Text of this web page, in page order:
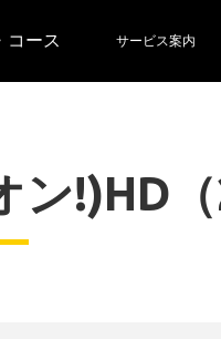
コース サービス案内
!)HD（